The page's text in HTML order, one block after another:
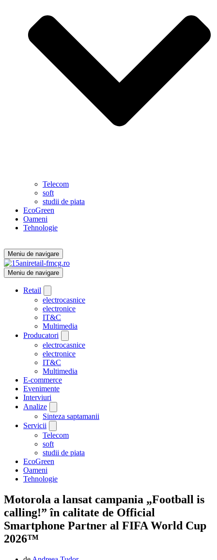
Telecom
soft
studii de piata
EcoGreen
Oameni
Tehnologie
Meniu de navigare
Meniu de navigare
Retail
electrocasnice
electronice
IT&C
Multimedia
Producatori
electrocasnice
electronice
IT&C
Multimedia
E-commerce
Evenimente
Interviuri
Analize
Sinteza saptamanii
Servicii
Telecom
soft
studii de piata
EcoGreen
Oameni
Tehnologie
Motorola a lansat campania „Football is
calling!” în calitate de Official
Smartphone Partner al FIFA World Cup
2026™